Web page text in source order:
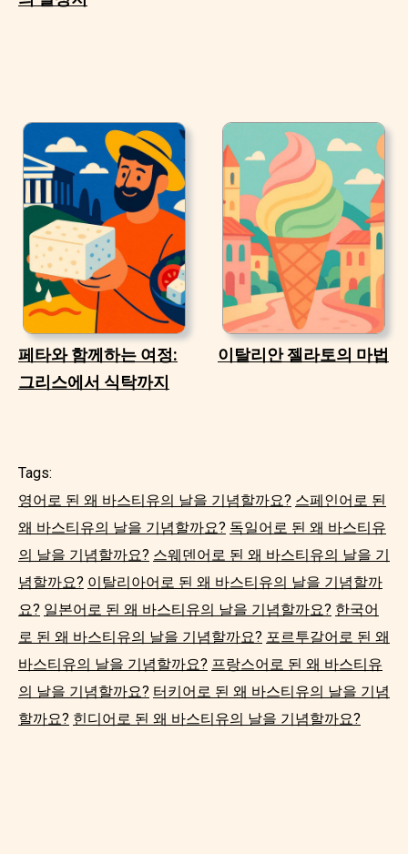
페타와 함께하는 여정:
그리스에서 식탁까지
이탈리안 젤라토의 마법
Tags:
영어로 된 왜 바스티유의 날을 기념할까요? 스페인어로 된
왜 바스티유의 날을 기념할까요? 독일어로 된 왜 바스티유
의 날을 기념할까요? 스웨덴어로 된 왜 바스티유의 날을 기
념할까요? 이탈리아어로 된 왜 바스티유의 날을 기념할까
요? 일본어로 된 왜 바스티유의 날을 기념할까요? 한국어
로 된 왜 바스티유의 날을 기념할까요? 포르투갈어로 된 왜
바스티유의 날을 기념할까요? 프랑스어로 된 왜 바스티유
의 날을 기념할까요? 터키어로 된 왜 바스티유의 날을 기념
할까요? 힌디어로 된 왜 바스티유의 날을 기념할까요?